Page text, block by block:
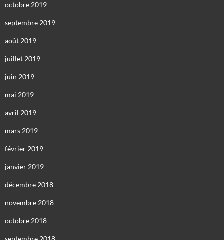
octobre 2019
septembre 2019
août 2019
juillet 2019
juin 2019
mai 2019
avril 2019
mars 2019
février 2019
janvier 2019
décembre 2018
novembre 2018
octobre 2018